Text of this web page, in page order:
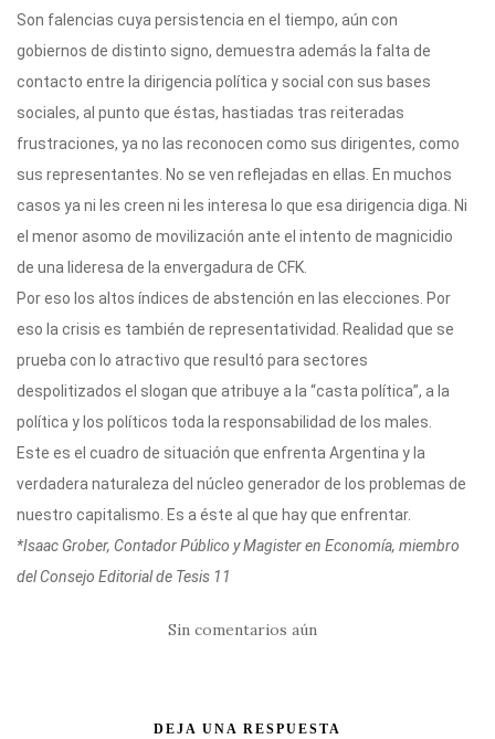
Son falencias cuya persistencia en el tiempo, aún con
gobiernos de distinto signo, demuestra además la falta de
contacto entre la dirigencia política y social con sus bases
sociales, al punto que éstas, hastiadas tras reiteradas
frustraciones, ya no las reconocen como sus dirigentes, como
sus representantes. No se ven reflejadas en ellas. En muchos
casos ya ni les creen ni les interesa lo que esa dirigencia diga. Ni
el menor asomo de movilización ante el intento de magnicidio
de una lideresa de la envergadura de CFK.
Por eso los altos índices de abstención en las elecciones. Por
eso la crisis es también de representatividad. Realidad que se
prueba con lo atractivo que resultó para sectores
despolitizados el slogan que atribuye a la “casta política”, a la
política y los políticos toda la responsabilidad de los males.
Este es el cuadro de situación que enfrenta Argentina y la
verdadera naturaleza del núcleo generador de los problemas de
nuestro capitalismo. Es a éste al que hay que enfrentar.
*Isaac Grober, Contador Público y Magister en Economía, miembro
del Consejo Editorial de Tesis 11
Sin comentarios aún
DEJA UNA RESPUESTA